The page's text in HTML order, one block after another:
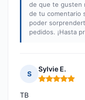
de que te gusten
de tu comentario
poder
pedidos. ¡Hasta
S
Sylvie E.
Nota: 5 de 5
TB